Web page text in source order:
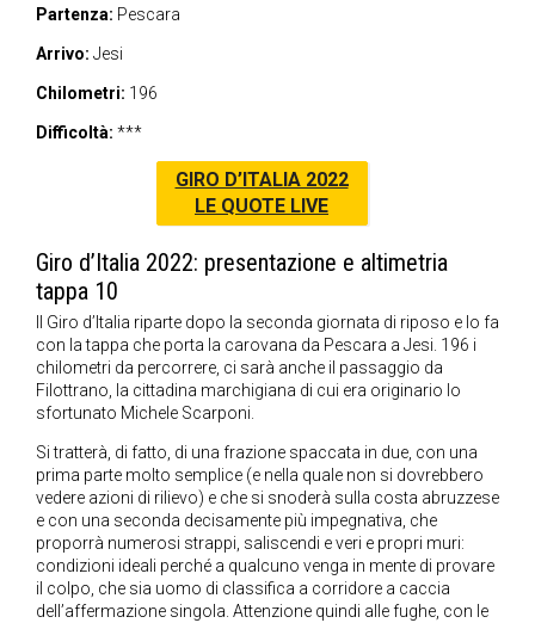
Partenza: Pescara
Arrivo: Jesi
Chilometri: 196
Difficoltà: ***
GIRO D’ITALIA 2022
LE QUOTE LIVE
Giro d’Italia 2022: presentazione e altimetria
tappa 10
Il Giro d’Italia riparte dopo la seconda giornata di riposo e lo fa
con la tappa che porta la carovana da Pescara a Jesi. 196 i
chilometri da percorrere, ci sarà anche il passaggio da
Filottrano, la cittadina marchigiana di cui era originario lo
sfortunato Michele Scarponi.
Si tratterà, di fatto, di una frazione spaccata in due, con una
prima parte molto semplice (e nella quale non si dovrebbero
vedere azioni di rilievo) e che si snoderà sulla costa abruzzese
e con una seconda decisamente più impegnativa, che
proporrà numerosi strappi, saliscendi e veri e propri muri:
condizioni ideali perché a qualcuno venga in mente di provare
il colpo, che sia uomo di classifica a corridore a caccia
dell’affermazione singola. Attenzione quindi alle fughe, con le